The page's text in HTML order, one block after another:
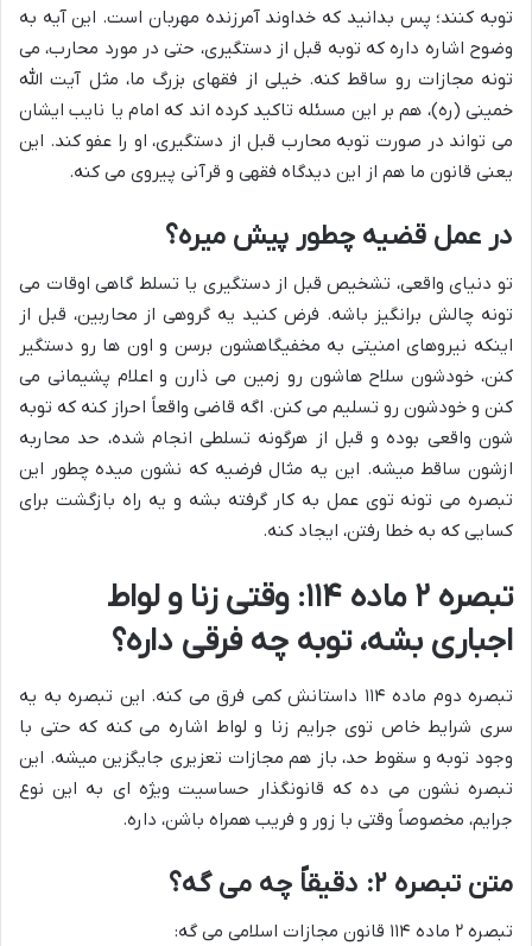
توبه کنند؛ پس بدانید که خداوند آمرزنده مهربان است. این آیه به
وضوح اشاره داره که توبه قبل از دستگیری، حتی در مورد محارب، می
تونه مجازات رو ساقط کنه. خیلی از فقهای بزرگ ما، مثل آیت الله
خمینی (ره)، هم بر این مسئله تاکید کرده اند که امام یا نایب ایشان
می تواند در صورت توبه محارب قبل از دستگیری، او را عفو کند. این
یعنی قانون ما هم از این دیدگاه فقهی و قرآنی پیروی می کنه.
در عمل قضیه چطور پیش میره؟
تو دنیای واقعی، تشخیص قبل از دستگیری یا تسلط گاهی اوقات می
تونه چالش برانگیز باشه. فرض کنید یه گروهی از محاربین، قبل از
اینکه نیروهای امنیتی به مخفیگاهشون برسن و اون ها رو دستگیر
کنن، خودشون سلاح هاشون رو زمین می ذارن و اعلام پشیمانی می
کنن و خودشون رو تسلیم می کنن. اگه قاضی واقعاً احراز کنه که توبه
شون واقعی بوده و قبل از هرگونه تسلطی انجام شده، حد محاربه
ازشون ساقط میشه. این یه مثال فرضیه که نشون میده چطور این
تبصره می تونه توی عمل به کار گرفته بشه و یه راه بازگشت برای
کسایی که به خطا رفتن، ایجاد کنه.
تبصره ۲ ماده ۱۱۴: وقتی زنا و لواط
اجباری بشه، توبه چه فرقی داره؟
تبصره دوم ماده ۱۱۴ داستانش کمی فرق می کنه. این تبصره به یه
سری شرایط خاص توی جرایم زنا و لواط اشاره می کنه که حتی با
وجود توبه و سقوط حد، باز هم مجازات تعزیری جایگزین میشه. این
تبصره نشون می ده که قانونگذار حساسیت ویژه ای به این نوع
جرایم، مخصوصاً وقتی با زور و فریب همراه باشن، داره.
متن تبصره ۲: دقیقاً چه می گه؟
تبصره ۲ ماده ۱۱۴ قانون مجازات اسلامی می گه: